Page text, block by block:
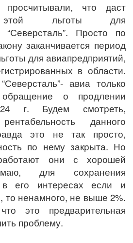
что даст
этой льготы для
“Северсталь”. Просто по
заканчивается период
для авиапредприятий,
в области.
авиа только
о продлении
г. Будем смотреть,
данного
это не так просто,
по нему закрыта. Но
они с хорошей
для сохранения
в его интересах если и
то ненамного, не выше 2%.
это предварительная
проблему.